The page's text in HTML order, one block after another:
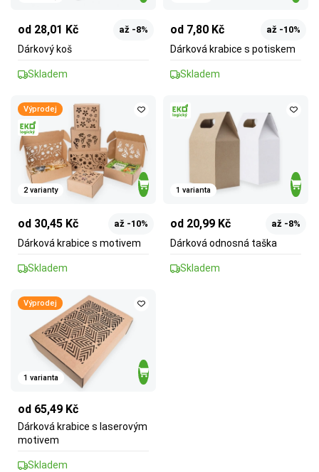
od 28,01 Kč až -8%
Dárkový koš
Skladem
od 7,80 Kč až -10%
Dárková krabice s potiskem
Skladem
Výprodej
2 varianty
od 30,45 Kč až -10%
Dárková krabice s motivem
Skladem
1 varianta
od 20,99 Kč až -8%
Dárková odnosná taška
Skladem
Výprodej
1 varianta
od 65,49 Kč
Dárková krabice s laserovým
motivem
Skladem